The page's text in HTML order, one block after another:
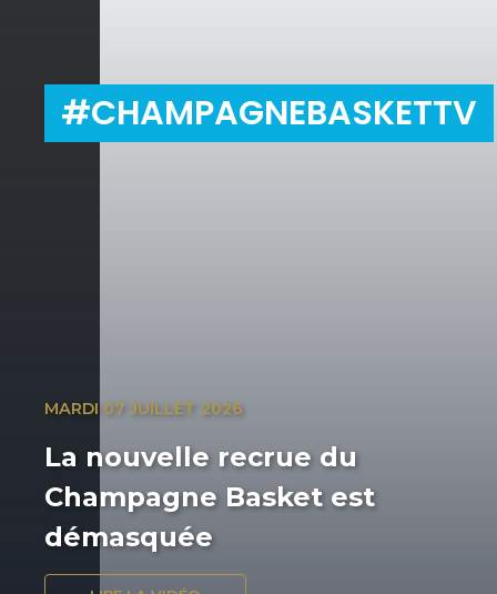
MARDI 07 JUILLET 2026
La nouvelle recrue du
Champagne Basket est
démasquée
#CHAMPAGNEBASKETTV